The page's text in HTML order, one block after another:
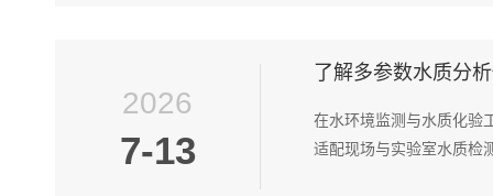
2026
7-13
了解多参数水质分
在水环境监测与水质化验
适配现场与实验室水质检